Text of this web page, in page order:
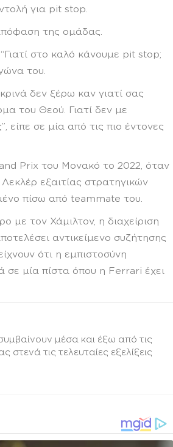
για pit stop.
της ομάδας.
στο καλό κάνουμε pit stop;
του.
δεν ξέρω καν γιατί σας
του Θεού. Γιατί δεν με
σε μία από τις πιο έντονες
Prix του Μονακό το 2022, όταν
εξαιτίας στρατηγικών
πίσω από teammate του.
με τον Χάμιλτον, η διαχείριση
αντικείμενο συζήτησης
ότι η εμπιστοσύνη
μία πίστα όπου η Ferrari έχει
μέσα και έξω από τις
τις τελευταίες εξελίξεις